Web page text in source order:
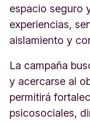
espacio seguro
experiencias,
aislamiento y
La campaña
y acercarse al
permitirá
psicosociales,